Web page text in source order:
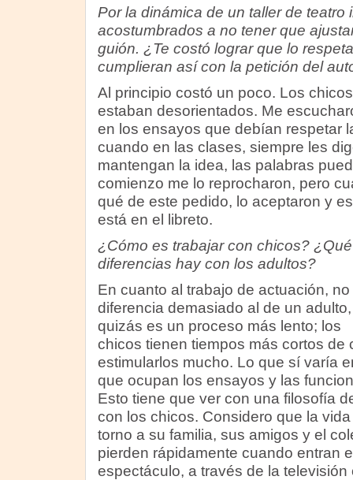
Por la dinámica de un taller de teatro
acostumbrados a no tener que
guión. ¿Te costó lograr que lo
cumplieran así con la petición del
Al principio costó un poco. Los
estaban desorientados. Me
en los ensayos que debían respetar
cuando en las clases, siempre les
mantengan la idea, las palabras
comienzo me lo reprocharon, pero
qué de este pedido, lo aceptaron y
está en el libreto.
¿Cómo es trabajar con chicos? ¿Qué
diferencias hay con los adultos?
En cuanto al trabajo de actuación, no
diferencia demasiado al de un adulto,
quizás es un proceso más lento; los
chicos tienen tiempos más cortos de
estimularlos mucho. Lo que sí varía
que ocupan los ensayos y las
Esto tiene que ver con una filosofía
con los chicos. Considero que la
torno a su familia, sus amigos y el
pierden rápidamente cuando entran
espectáculo, a través de la televisión